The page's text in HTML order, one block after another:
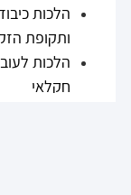
הלכות
ותקופת
הלכות
חקלאי